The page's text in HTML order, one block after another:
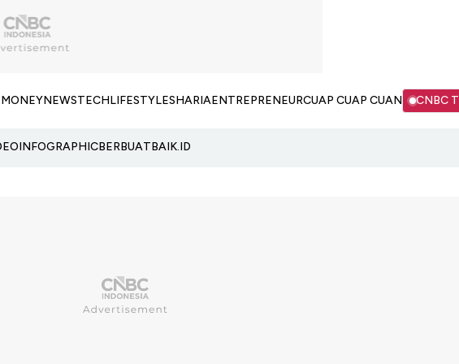
NEWSTECHLIFESTYLESHARIAENTREPRENEURCUAP CUAP CUAN CNBC
INFOGRAPHICBERBUATBAIK.ID